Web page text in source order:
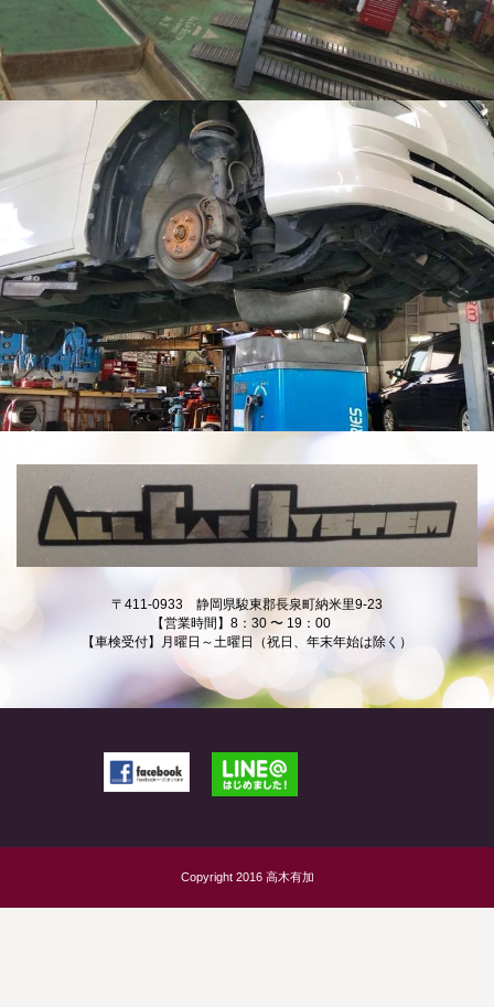
〒411-0933 静岡県駿東郡長泉町納米里9-23
【営業時間】8：30 〜 19：00
【車検受付】月曜日～土曜日（祝日、年末年始は除く）
Copyright 2016 高木有加